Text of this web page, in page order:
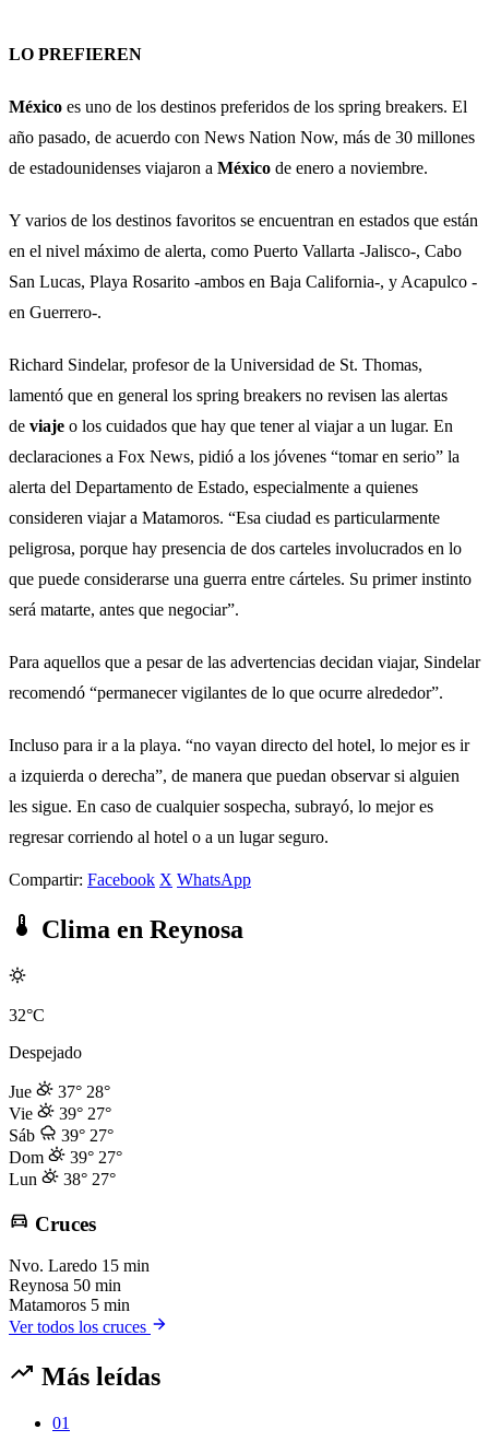
LO PREFIEREN
México es uno de los destinos preferidos de los spring breakers. El
año pasado, de acuerdo con News Nation Now, más de 30 millones
de estadounidenses viajaron a México de enero a noviembre.
Y varios de los destinos favoritos se encuentran en estados que están
en el nivel máximo de alerta, como Puerto Vallarta -Jalisco-, Cabo
San Lucas, Playa Rosarito -ambos en Baja California-, y Acapulco -
en Guerrero-.
Richard Sindelar, profesor de la Universidad de St. Thomas,
lamentó que en general los spring breakers no revisen las alertas
de viaje o los cuidados que hay que tener al viajar a un lugar. En
declaraciones a Fox News, pidió a los jóvenes “tomar en serio” la
alerta del Departamento de Estado, especialmente a quienes
consideren viajar a Matamoros. “Esa ciudad es particularmente
peligrosa, porque hay presencia de dos carteles involucrados en lo
que puede considerarse una guerra entre cárteles. Su primer instinto
será matarte, antes que negociar”.
Para aquellos que a pesar de las advertencias decidan viajar, Sindelar
recomendó “permanecer vigilantes de lo que ocurre alrededor”.
Incluso para ir a la playa. “no vayan directo del hotel, lo mejor es ir
a izquierda o derecha”, de manera que puedan observar si alguien
les sigue. En caso de cualquier sospecha, subrayó, lo mejor es
regresar corriendo al hotel o a un lugar seguro.
Compartir: Facebook X WhatsApp
Clima en Reynosa
32°C
Despejado
Jue 37° 28°
Vie
39° 27°
Sáb
39° 27°
Dom
39° 27°
Lun
38° 27°
Cruces
Nvo. Laredo 15 min
Reynosa 50 min
Matamoros 5 min
Ver todos los cruces
Más leídas
01